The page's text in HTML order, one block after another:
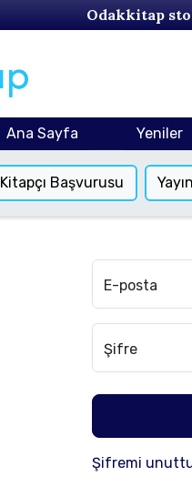
Odakkitap
Ana Sayfa Yeniler
Kitapçı Başvurusu
E-posta
Şifre
Şifremi